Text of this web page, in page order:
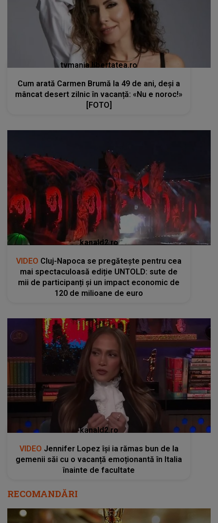
tvmania.libertatea.ro
Cum arată Carmen Brumă la 49 de ani, deși a
mâncat desert zilnic în vacanță: «Nu e noroc!»
[FOTO]
kanald2.ro
VIDEO Cluj-Napoca se pregătește pentru cea
mai spectaculoasă ediție UNTOLD: sute de
mii de participanți și un impact economic de
120 de milioane de euro
kanald2.ro
VIDEO Jennifer Lopez își ia rămas bun de la
gemenii săi cu o vacanță emoționantă în Italia
înainte de facultate
RECOMANDĂRI